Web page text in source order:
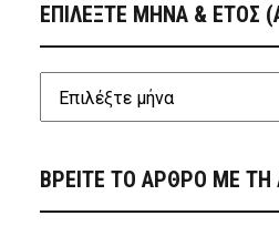
ΕΠΙΛΕΞΤΕ ΜΗΝΑ & ΕΤΟΣ
ΒΡΕΙΤΕ ΤΟ ΑΡΘΡΟ ΜΕ ΤΗ